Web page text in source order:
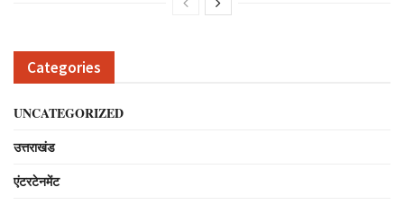
Categories
UNCATEGORIZED
उत्तराखंड
एंटरटेनमेंट